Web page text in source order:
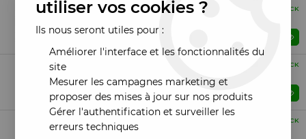
Compatible EN STOCK
Prix : Veuillez vous connecter
EN STOCK
Tiroir sim Huawei Y9 2019 noir
Prix : Veuillez vous connecter
EN STOCK
Tiroir sim Huawei Y9 2019 violet
utiliser vos cookies ?
Ils nous seront utiles pour :
Améliorer l'interface et les fonctionnalités du
site
Mesurer les campagnes marketing et
proposer des mises à jour sur nos produits
Gérer l'authentification et surveiller les
erreurs techniques